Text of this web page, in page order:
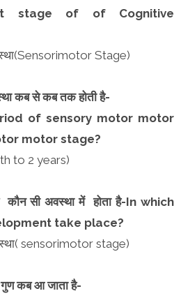
stage of of Cognitive
Stage)
कब से कब तक होती है-
of sensory motor motor
motor stage?
to 2 years)
कौन सी अवस्था में होता है-In which
take place?
sensorimotor stage)
गुण कब आ जाता है-